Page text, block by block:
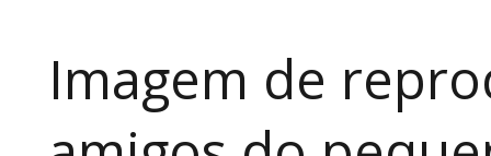
Imagem de